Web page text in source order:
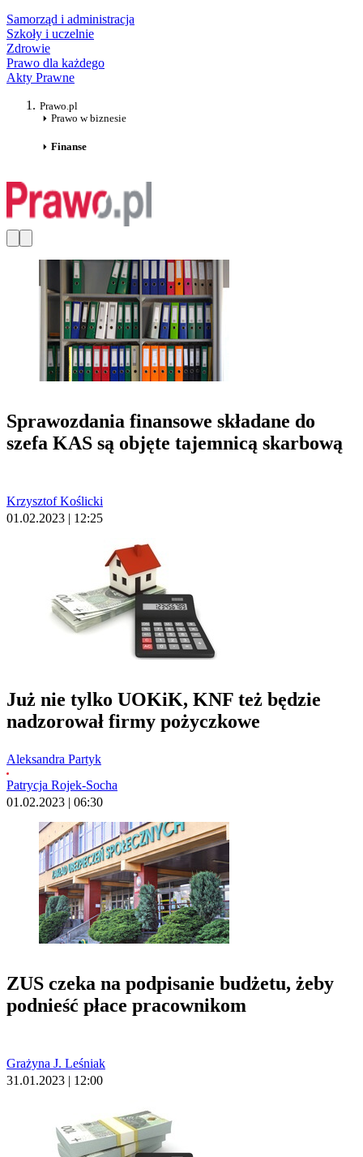
Samorząd i administracja
Szkoły i uczelnie
Zdrowie
Prawo dla każdego
Akty Prawne
Prawo.pl
Prawo w biznesie
Finanse
Sprawozdania finansowe składane do
szefa KAS są objęte tajemnicą skarbową
Krzysztof Koślicki
01.02.2023 | 12:25
Już nie tylko UOKiK, KNF też będzie
nadzorował firmy pożyczkowe
Aleksandra Partyk
Patrycja Rojek-Socha
01.02.2023 | 06:30
ZUS czeka na podpisanie budżetu, żeby
podnieść płace pracownikom
Grażyna J. Leśniak
31.01.2023 | 12:00